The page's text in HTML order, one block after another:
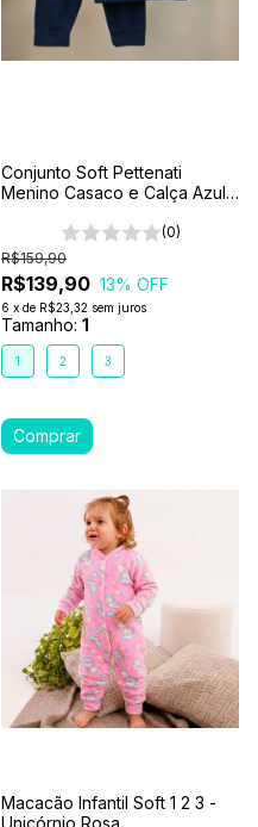
Conjunto Soft Pettenati
Menino Casaco e Calça Azul
(0)
R$139,90
R$159,90
13% OFF
6 x de R$23,32 sem juros
Tamanho: 1
1 2 3
Macacão Infantil Soft 1 2 3 -